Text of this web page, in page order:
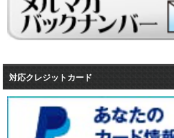
レンタル彼女と28回の通常デートがあ
レンタル彼女と1回のオンラインデート
3/30～4/5
3/23～3/29
レンタル彼女と28回の通常デートがあ
レンタル彼女と0回のオンラインデート
3/16～3/22
レンタル彼女と30回の通常デートがあり
対応クレジットカード